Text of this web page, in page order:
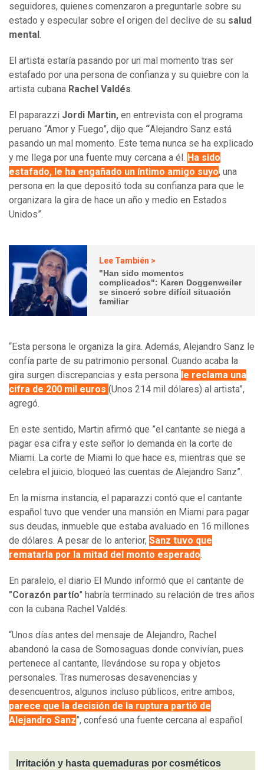
seguidores, quienes comenzaron a preguntarle sobre su
estado y especular sobre el origen del declive de su salud
mental .
El artista estaría pasando por un mal momento tras ser
estafado por una persona de confianza y su quiebre con la
artista cubana Rachel Valdés.
El paparazzi Jordi Martin, en entrevista con el programa
peruano “Amor y Fuego”, dijo que “Alejandro Sanz está
pasando un mal momento. Este tema nunca se ha explicado
y me llega por una fuente muy cercana a él. Ha sido
estafado, le ha engañado un íntimo amigo suyo, una
persona en la que depositó toda su confianza para que le
organizara la gira de hace un año y medio en Estados
Unidos”.
Lee También >
"Han sido momentos
complicados": Karen Doggenweiler
se sinceró sobre difícil situación
familiar
“Esta persona le organiza la gira. Además, Alejandro Sanz le
confía parte de su patrimonio personal. Cuando acaba la
gira surgen discrepancias y esta persona le reclama una
cifra de 200 mil euros (Unos 214 mil dólares) al artista”,
agregó.
En este sentido, Martin afirmó que ”el cantante se niega a
pagar esa cifra y este señor lo demanda en la corte de
Miami. La corte de Miami lo que hace es, mientras que se
celebra el juicio, bloqueó las cuentas de Alejandro Sanz”.
En la misma instancia, el paparazzi contó que el cantante
español tuvo que vender una mansión en Miami para pagar
sus deudas, inmueble que estaba avaluado en 16 millones
de dólares. A pesar de lo anterior, Sanz tuvo que
rematarla por la mitad del monto esperado.
En paralelo, el diario El Mundo informó que el cantante de
"Corazón partío" habría terminado su relación de tres años
con la cubana Rachel Valdés.
“Unos días antes del mensaje de Alejandro, Rachel
abandonó la casa de Somosaguas donde convivían, pues
pertenece al cantante, llevándose su ropa y objetos
personales. Tras numerosas desavenencias y
desencuentros, algunos incluso públicos, entre ambos,
parece que la decisión de la ruptura partió de
Alejandro Sanz”, confesó una fuente cercana al español.
Irritación y hasta quemaduras por cosméticos